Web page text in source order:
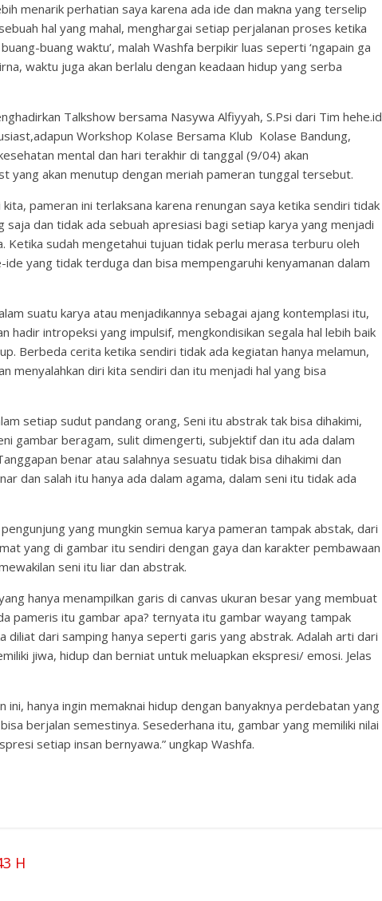
menarik perhatian saya karena ada ide dan makna yang terselip
hal yang mahal, menghargai setiap perjalanan proses ketika
buang waktu’, malah Washfa berpikir luas seperti ‘ngapain ga
waktu juga akan berlalu dengan keadaan hidup yang serba
Talkshow bersama Nasywa Alfiyyah, S.Psi dari Tim hehe.id
Workshop Kolase Bersama Klub Kolase Bandung,
mental dan hari terakhir di tanggal (9/04) akan
yang akan menutup dengan meriah pameran tunggal tersebut.
pameran ini terlaksana karena renungan saya ketika sendiri tidak
saja dan tidak ada sebuah apresiasi bagi setiap karya yang menjadi
Ketika sudah mengetahui tujuan tidak perlu merasa terburu oleh
yang tidak terduga dan bisa mempengaruhi kenyamanan dalam
suatu karya atau menjadikannya sebagai ajang kontemplasi itu,
hadir intropeksi yang impulsif, mengkondisikan segala hal lebih baik
Berbeda cerita ketika sendiri tidak ada kegiatan hanya melamun,
menyalahkan diri kita sendiri dan itu menjadi hal yang bisa
setiap sudut pandang orang, Seni itu abstrak tak bisa dihakimi,
gambar beragam, sulit dimengerti, subjektif dan itu ada dalam
benar atau salahnya sesuatu tidak bisa dihakimi dan
dan salah itu hanya ada dalam agama, dalam seni itu tidak ada
yang mungkin semua karya pameran tampak abstak, dari
yang di gambar itu sendiri dengan gaya dan karakter pembawaan
seni itu liar dan abstrak.
hanya menampilkan garis di canvas ukuran besar yang membuat
pameris itu gambar apa? ternyata itu gambar wayang tampak
diliat dari samping hanya seperti garis yang abstrak. Adalah arti dari
jiwa, hidup dan berniat untuk meluapkan ekspresi/ emosi. Jelas
ini, hanya ingin memaknai hidup dengan banyaknya perdebatan yang
berjalan semestinya. Sesederhana itu, gambar yang memiliki nilai
setiap insan bernyawa.” ungkap Washfa.
H